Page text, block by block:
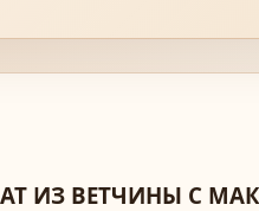
ИЗ ВЕТЧИНЫ С